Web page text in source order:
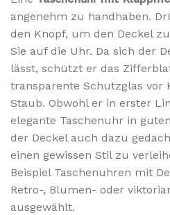
angenehm zu handhaben.
den Knopf, um den Deckel
Sie auf die Uhr. Da sich der
lässt, schützt er das
transparente Schutzglas vor
Staub. Obwohl er in erster
elegante Taschenuhr in
der Deckel auch dazu
einen gewissen Stil zu
Beispiel Taschenuhren mit
Retro-, Blumen- oder
ausgewählt.